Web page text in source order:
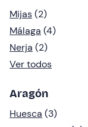
Mijas(2)
Málaga (4)
Nerja (2)
Ver todos
Aragón
Huesca (3)